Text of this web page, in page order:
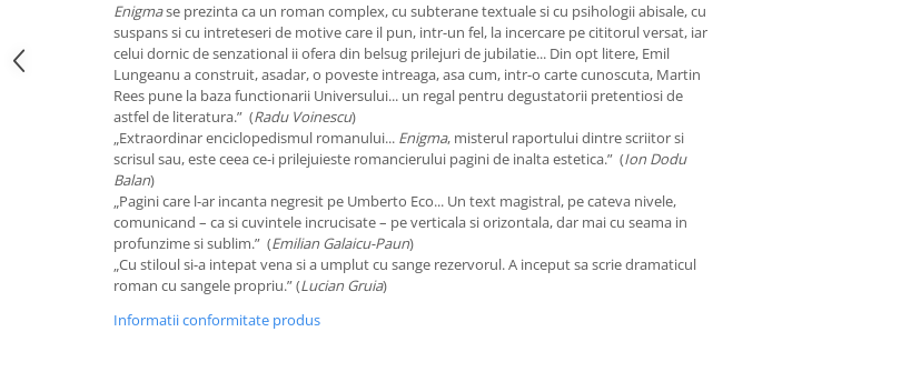
Enigmase prezinta ca un roman complex, cu subterane textuale si cu psihologii abisale, cu
suspans si cu intreteseri de motive care il pun, intr-un fel, la incercare pe cititorul versat, iar
celui dornic de senzational ii ofera din belsug prilejuri de jubilatie... Din opt litere, Emil
Lungeanu a construit, asadar, o poveste intreaga, asa cum, intr-o carte cunoscuta, Martin
Rees pune la baza functionarii Universului... un regal pentru degustatorii pretentiosi de
astfel de literatura.” (Radu Voinescu)
„Extraordinar enciclopedismul romanului... Enigma, misterul raportului dintre scriitor si
scrisul sau, este ceea ce-i prilejuieste romancierului pagini de inalta estetica.” (Ion Dodu
Balan)
„Pagini care l-ar incanta negresit pe Umberto Eco... Un text magistral, pe cateva nivele,
comunicand – ca si cuvintele incrucisate – pe verticala si orizontala, dar mai cu seama in
profunzime si sublim.” (Emilian Galaicu-Paun)
„Cu stiloul si-a intepat vena si a umplut cu sange rezervorul. A inceput sa scrie dramaticul
roman cu sangele propriu.” (Lucian Gruia)
Informatii conformitate produs